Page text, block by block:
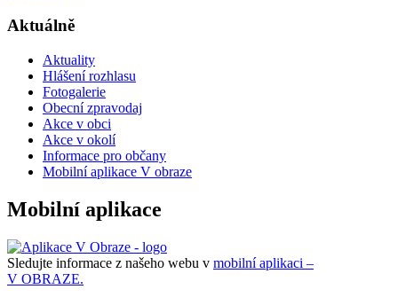
Aktuálně
Aktuality
Hlášení rozhlasu
Fotogalerie
Obecní zpravodaj
Akce v obci
Akce v okolí
Informace pro občany
Mobilní aplikace V obraze
Mobilní aplikace
Sledujte informace z našeho webu v mobilní aplikaci –
V OBRAZE.